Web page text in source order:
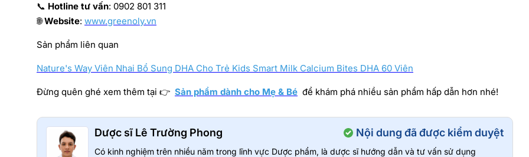
📞 Hotline tư vấn: 0902 801 311
🌐Website: www.greenoly.vn
Sản phẩm liên quan
Nature's Way Viên Nhai Bổ Sung DHA Cho Trẻ Kids Smart Milk Calcium Bites DHA 60 Viên
Đừng quên ghé xem thêm tại 👉 Sản phẩm dành cho Mẹ & Bé để khám phá nhiều sản phẩm hấp dẫn hơn nhé!
Dược sĩ Lê Trường Phong Nội dung đã được kiểm duyệt
Có kinh nghiệm trên nhiều năm trong lĩnh vực Dược phẩm, là dược sĩ hướng dẫn và tư vấn sử dụng